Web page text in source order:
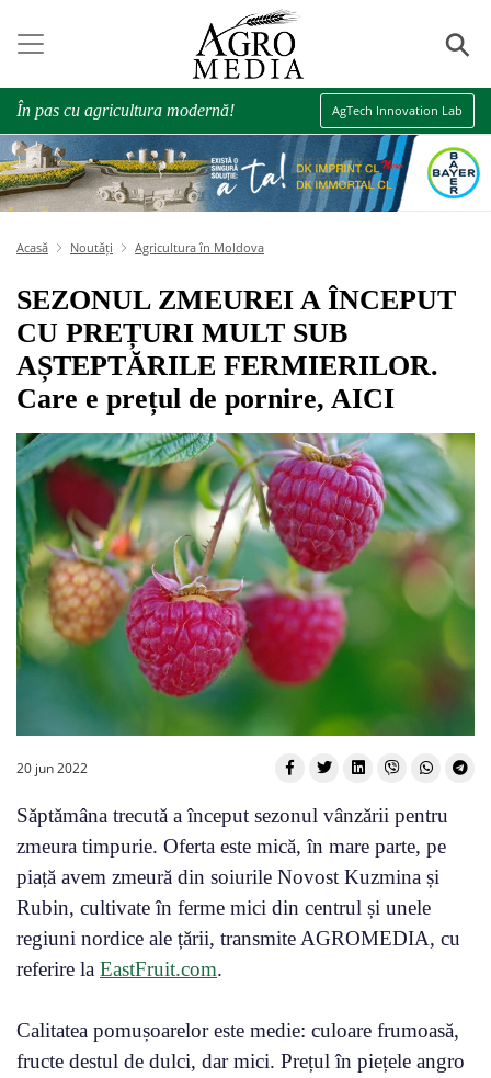
⚲
În pas cu agricultura modernă! AgTech Innovation Lab
Acasă Noutăți Agricultura în Moldova
SEZONUL ZMEUREI A ÎNCEPUT
CU PREȚURI MULT SUB
AȘTEPTĂRILE FERMIERILOR.
Care e prețul de pornire, AICI
20 jun 2022
Săptămâna trecută a început sezonul vânzării pentru
zmeura timpurie. Oferta este mică, în mare parte, pe
piață avem zmeură din soiurile Novost Kuzmina și
Rubin, cultivate în ferme mici din centrul și unele
regiuni nordice ale țării, transmite AGROMEDIA, cu
referire la EastFruit.com.
Calitatea pomușoarelor este medie: culoare frumoasă,
fructe destul de dulci, dar mici. Prețul în piețele angro